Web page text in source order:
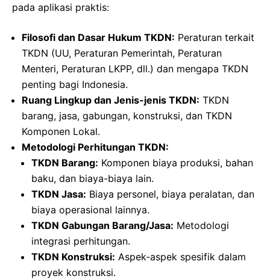
pada aplikasi praktis:
Filosofi dan Dasar Hukum TKDN: Peraturan terkait
TKDN (UU, Peraturan Pemerintah, Peraturan
Menteri, Peraturan LKPP, dll.) dan mengapa TKDN
penting bagi Indonesia.
Ruang Lingkup dan Jenis-jenis TKDN: TKDN
barang, jasa, gabungan, konstruksi, dan TKDN
Komponen Lokal.
Metodologi Perhitungan TKDN:
TKDN Barang: Komponen biaya produksi, bahan
baku, dan biaya-biaya lain.
TKDN Jasa: Biaya personel, biaya peralatan, dan
biaya operasional lainnya.
TKDN Gabungan Barang/Jasa: Metodologi
integrasi perhitungan.
TKDN Konstruksi: Aspek-aspek spesifik dalam
proyek konstruksi.